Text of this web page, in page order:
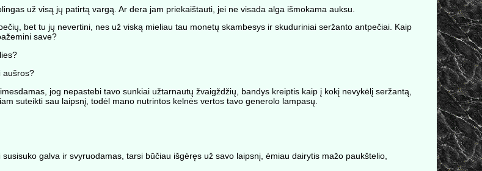
už visą jų patirtą vargą. Ar dera jam priekaištauti, jei ne visada alga išmokama auksu.
bet tu jų nevertini, nes už viską mieliau tau monetų skambesys ir skuduriniai seržanto antpečiai. Kaip
save?
aušros?
jog nepastebi tavo sunkiai užtarnautų žvaigždžių, bandys kreiptis kaip į kokį nevykėlį seržantą,
suteikti sau laipsnį, todėl mano nutrintos kelnės vertos tavo generolo lampasų.
galva ir svyruodamas, tarsi būčiau išgėręs už savo laipsnį, ėmiau dairytis mažo paukštelio,